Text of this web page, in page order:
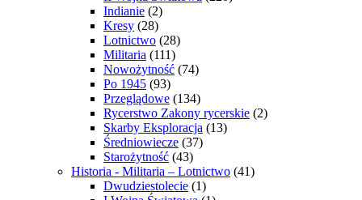
Indianie (2)
Kresy (28)
Lotnictwo (28)
Militaria (111)
Nowożytność (74)
Po 1945 (93)
Przeglądowe (134)
Rycerstwo Zakony rycerskie (2)
Skarby Eksploracja (13)
Średniowiecze (37)
Starożytność (43)
Historia - Militaria – Lotnictwo (41)
Dwudziestolecie (1)